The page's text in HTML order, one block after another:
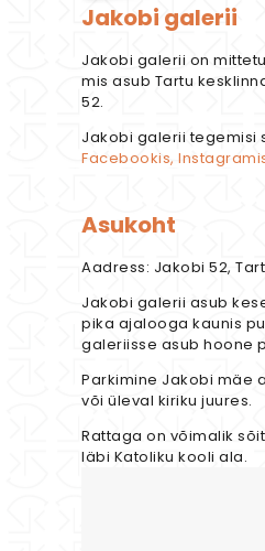
STUUDIUM
Jakobi galerii
Jakobi galerii on
mis asub Tartu
52.
Jakobi galerii tegemisi
Facebookis,
Asukoht
Aadress: Jakobi 52,
Jakobi galerii asub
pika ajalooga kaunis
galeriisse asub hoone
Parkimine Jakobi mäe
või üleval kiriku juures.
Rattaga on võimalik
läbi Katoliku kooli ala.